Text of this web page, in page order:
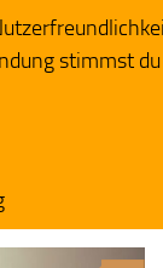
stimmst du